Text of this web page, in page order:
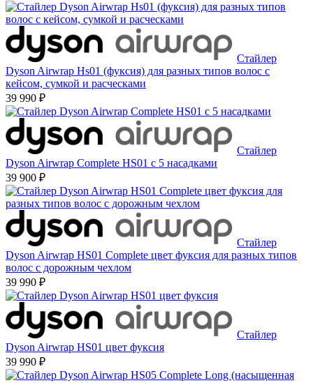
Стайлер
Dyson Airwrap Hs01 (фуксия) для разных типов волос с
кейсом, сумкой и расческами
39 990 ₽
Стайлер
Dyson Airwrap Complete HS01 с 5 насадками
39 900 ₽
Стайлер
Dyson Airwrap HS01 Complete цвет фуксия для разных типов
волос с дорожным чехлом
39 990 ₽
Стайлер
Dyson Airwrap HS01 цвет фуксия
39 990 ₽